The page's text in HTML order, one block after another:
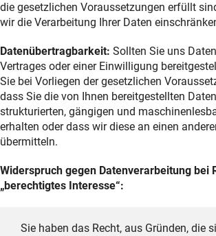
die gesetzlichen Voraussetzungen erfüllt
wir die Verarbeitung Ihrer Daten
Datenübertragbarkeit: Sollten Sie uns
Vertrages oder einer Einwilligung
Sie bei Vorliegen der gesetzlichen
dass Sie die von Ihnen bereitgestellten
strukturierten, gängigen und
erhalten oder dass wir diese an einen
übermitteln.
Widerspruch gegen Datenverarbeitung bei
„berechtigtes Interesse“:
Sie haben das Recht, aus Gründen, die